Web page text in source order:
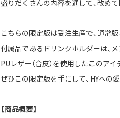
盛りだくさんの内容を通して、改め
こちらの限定版は受注生産で、通常
付属品であるドリンクホルダーは、
PUレザー（合皮）を使用したこのア
ぜひこの限定版を手にして、HYへの
【商品概要】